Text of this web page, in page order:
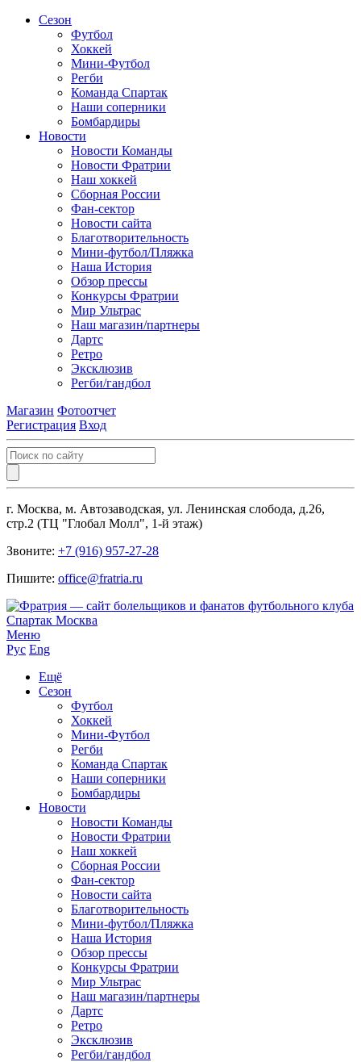
Сезон
Футбол
Хоккей
Мини-Футбол
Регби
Команда Спартак
Наши соперники
Бомбардиры
Новости
Новости Команды
Новости Фратрии
Наш хоккей
Сборная России
Фан-cектор
Новости сайта
Благотворительность
Мини-футбол/Пляжка
Наша История
Обзор прессы
Конкурсы Фратрии
Мир Ультрас
Наш магазин/партнеры
Дартс
Ретро
Эксклюзив
Регби/гандбол
Магазин Фотоотчет
Регистрация Вход
г. Москва, м. Автозаводская, ул. Ленинская слобода, д.26,
стр.2 (ТЦ "Глобал Молл", 1-й этаж)
Звоните: +7 (916) 957-27-28
Пишите: office@fratria.ru
Меню
Рус Eng
Ещё
Сезон
Футбол
Хоккей
Мини-Футбол
Регби
Команда Спартак
Наши соперники
Бомбардиры
Новости
Новости Команды
Новости Фратрии
Наш хоккей
Сборная России
Фан-cектор
Новости сайта
Благотворительность
Мини-футбол/Пляжка
Наша История
Обзор прессы
Конкурсы Фратрии
Мир Ультрас
Наш магазин/партнеры
Дартс
Ретро
Эксклюзив
Регби/гандбол